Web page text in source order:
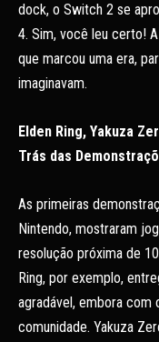
dock, o Switch 2 se
4. Sim, você leu certo!
que marcou uma era,
imaginavam.
Elden Ring, Yakuza
Trás das
As primeiras
Nintendo, mostraram
resolução próxima de
Ring, por exemplo,
agradável, embora
comunidade. Yakuza